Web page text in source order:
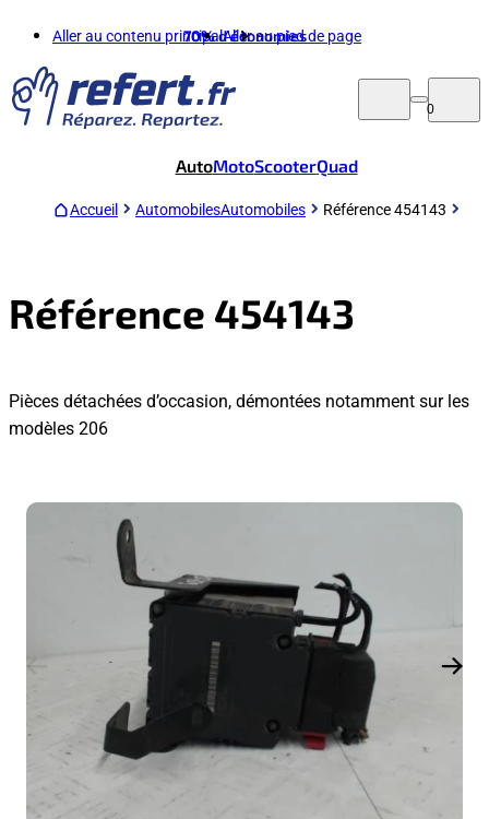
Aller au contenu principalAller au pied de page
70%d'économies
0
AutoMotoScooterQuad
Accueil AutomobilesAutomobiles Référence 454143
Référence 454143
Pièces détachées d’occasion, démontées notamment sur les
modèles 206